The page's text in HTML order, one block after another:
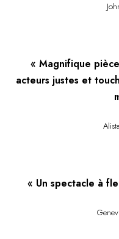
« Magnifique
acteurs justes et
« Un spectacle à